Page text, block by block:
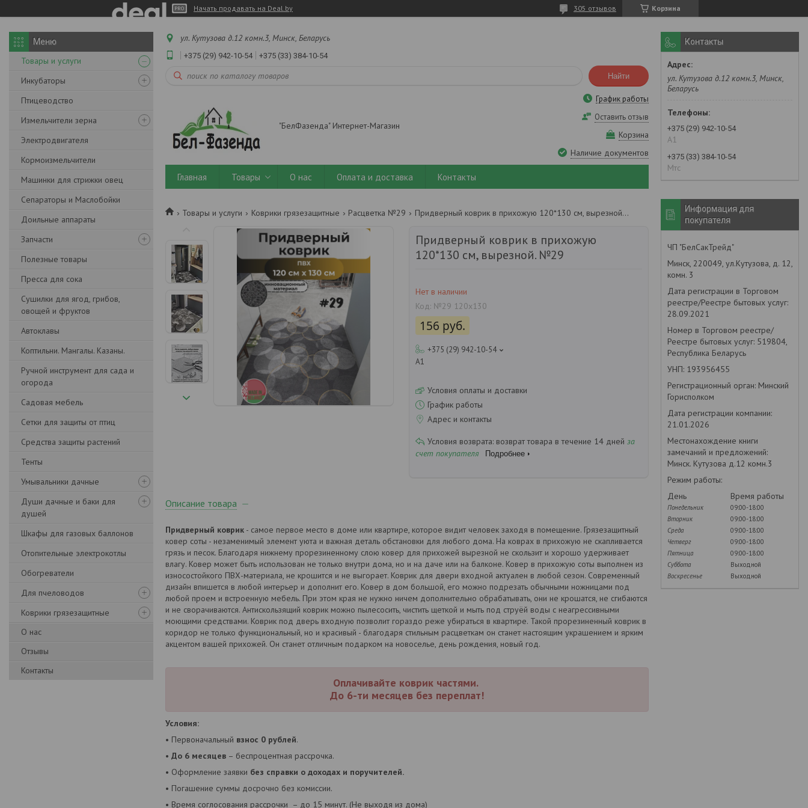
Начать продавать на Deal.by Корзина
305 отзывов
Товары и услуги
Инкубаторы
Птицеводство
Измельчители зерна
Электродвигателя
Кормоизмельчители
Машинки для стрижки овец
Сепараторы и Маслобойки
Доильные аппараты
Запчасти
Полезные товары
Пресса для сока
Сушилки для ягод, грибов,
овощей и фруктов
Автоклавы
Коптильни. Мангалы. Казаны.
Ручной инструмент для сада и
огорода
Садовая мебель
Сетки для защиты от птиц
Средства защиты растений
Тенты
Умывальники дачные
Души дачные и баки для
душей
Шкафы для газовых баллонов
Отопительные электрокотлы
Обогреватели
Для пчеловодов
Коврики грязезащитные
О нас
Отзывы
Контакты
ул. Кутузова д.12 комн.3, Минск, Беларусь
+375 (29) 942-10-54 +375 (33) 384-10-54
Найти
"БелФазенда" Интернет-Магазин
График работы
Оставить отзыв
Корзина
Наличие документов
Главная Товары О нас Оплата и доставка Контакты
Товары и услуги Коврики грязезащитные Расцветка №29 Придверный коврик в прихожую 120*130 см, вырезной. №29
Придверный коврик в прихожую
120*130 см, вырезной. №29
Нет в наличии
Код: №29 120х130
156 руб.
+375 (29) 942-10-54
А1
Условия оплаты и доставки
График работы
Адрес и контакты
возврат товара в течение 14 дней за
счет покупателя
Подробнее
Описание товара
Придверный коврик - самое первое место в доме или квартире, которое видит человек заходя в помещение. Грязезащитный
ковер соты - незаменимый элемент уюта и важная деталь обстановки для любого дома. На коврах в прихожую не скапливается
грязь и песок. Благодаря нижнему прорезиненному слою ковер для прихожей вырезной не скользит и хорошо удерживает
влагу. Ковер может быть использован не только внутри дома, но и на даче или на балконе. Ковер в прихожую соты выполнен из
износостойкого ПВХ-материала, не крошится и не выгорает. Коврик для двери входной актуален в любой сезон. Современный
дизайн впишется в любой интерьер и дополнит его. Ковер в дом большой, его можно подрезать обычными ножницами под
любой проем и встроенную мебель. При этом края не нужно ничем дополнительно обрабатывать, они не крошатся, не сгибаются
и не сворачиваются. Антискользящий коврик можно пылесосить, чистить щеткой и мыть под струёй воды с неагрессивными
моющими средствами. Коврик под дверь входную позволит гораздо реже убираться в квартире. Такой прорезиненный коврик в
коридор не только функциональный, но и красивый - благодаря стильным расцветкам он станет настоящим украшением и ярким
акцентом вашей прихожей. Он станет отличным подарком на новоселье, день рождения, новый год.
Оплачивайте коврик частями.
До 6-ти месяцев без переплат!
Условия:
• Первоначальный взнос 0 рублей.
• До 6 месяцев – беспроцентная рассрочка.
• Оформление заявки без справки о доходах и поручителей.
• Погашение суммы досрочно без комиссии.
• Время соглосования рассрочки – до 15 минут. (Не выходя из дома)
Контакты
ул. Кутузова д.12 комн.3, Минск,
Беларусь
+375 (29) 942-10-54
А1
+375 (33) 384-10-54
Мтс
Информация для
покупателя
ЧП "БелСакТрейд"
Минск, 220049, ул.Кутузова, д. 12,
комн. 3
Дата регистрации в Торговом
реестре/Реестре бытовых услуг:
28.09.2021
Номер в Торговом реестре/
Реестре бытовых услуг: 519804,
Республика Беларусь
УНП: 193956455
Регистрационный орган: Минский
Горисполком
Дата регистрации компании:
21.01.2026
Местонахождение книги
замечаний и предложений:
Минск. Кутузова д.12 комн.3
Режим работы:
День
Время работы
Понедельник
09:00-18:00
Вторник
09:00-18:00
Среда
09:00-18:00
Четверг
09:00-18:00
Пятница
09:00-18:00
Суббота
Выходной
Воскресенье
Выходной